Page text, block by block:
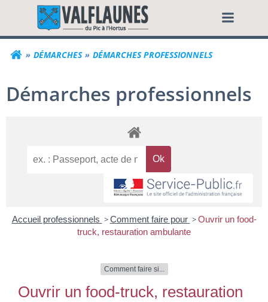
contenuCommune de
DÉMARCHES DÉMARCHES PROFESSIONNELS
Démarches professionnels
Accueil professionnels > Comment faire pour > Ouvrir un food-
truck, restauration ambulante
Comment faire si...
Ouvrir un food-truck, restauration